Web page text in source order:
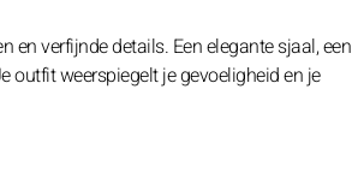
en verfijnde details. Een elegante sjaal, een
outfit weerspiegelt je gevoeligheid en je